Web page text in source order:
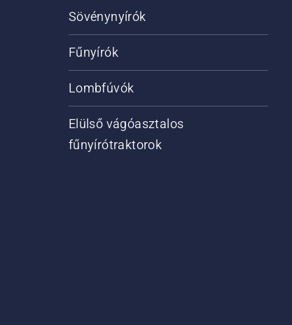
Sövénynyírók
Fűnyírók
Lombfúvók
Elülső vágóasztalos
fűnyírótraktorok